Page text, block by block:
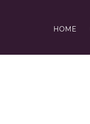
HOME